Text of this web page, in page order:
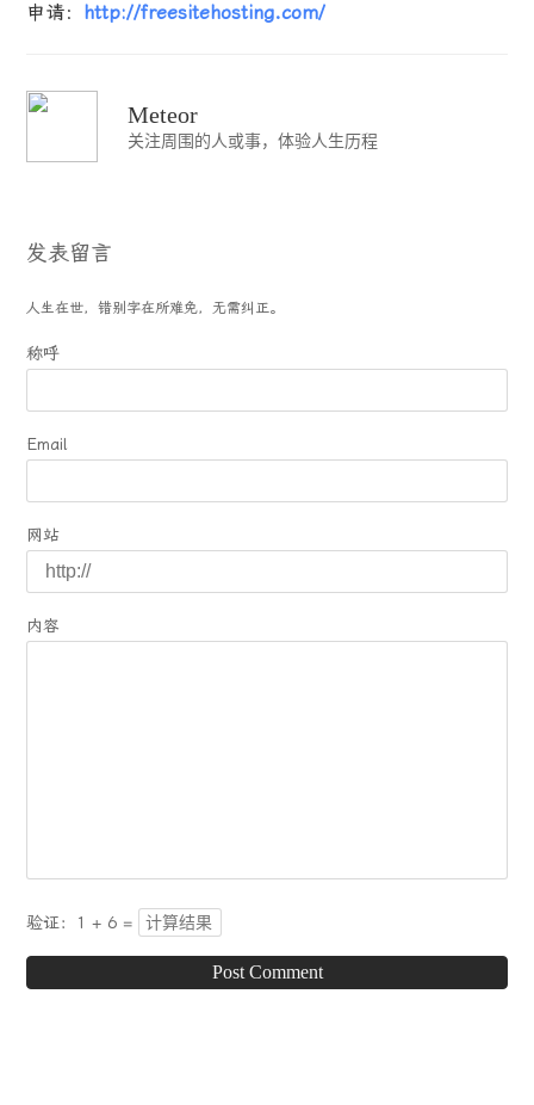
申请： http://freesitehosting.com/
Meteor
关注周围的人或事，体验人生历程
发表留言
人生在世，错别字在所难免，无需纠正。
称呼
Email
网站
内容
验证：1 + 6 =
Post Comment